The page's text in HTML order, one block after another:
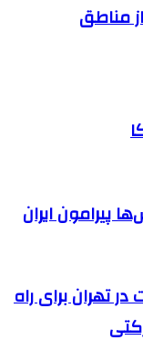
مناطق
پیرامون ایران
تهران برای راه